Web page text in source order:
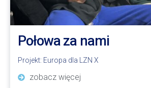
Połowa za nami
Projekt: Europa dla LZN X
zobacz więcej